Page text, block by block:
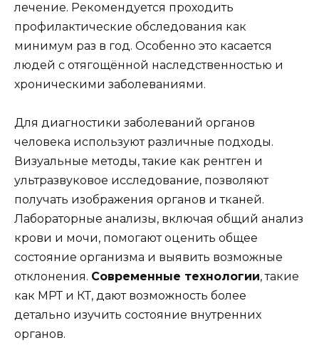
лечение. Рекомендуется проходить
профилактические обследования как
минимум раз в год. Особенно это касается
людей с отягощённой наследственностью и
хроническими заболеваниями.
Для диагностики заболеваний органов
человека используют различные подходы.
Визуальные методы, такие как рентген и
ультразвуковое исследование, позволяют
получать изображения органов и тканей.
Лабораторные анализы, включая общий анализ
крови и мочи, помогают оценить общее
состояние организма и выявить возможные
отклонения. Современные технологии, такие
как МРТ и КТ, дают возможность более
детально изучить состояние внутренних
органов.